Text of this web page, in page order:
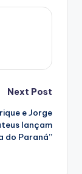
Next Post
e Jorge
lançam
do Paraná”